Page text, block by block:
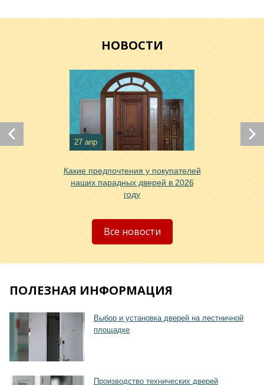
Хочу такую
НОВОСТИ
27 апр
Какие предпочтения у покупателей
наших парадных дверей в 2026
году
Все новости
ПОЛЕЗНАЯ ИНФОРМАЦИЯ
Выбор и установка дверей на лестничной
площадке
Производство технических дверей